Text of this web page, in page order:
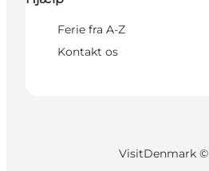
Ferie fra A-Z
Kontakt os
VisitDenmark ©